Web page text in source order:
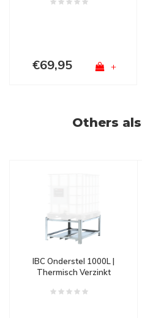
€69,95 +
Others
IBC Onderstel 1000L |
Thermisch Verzinkt